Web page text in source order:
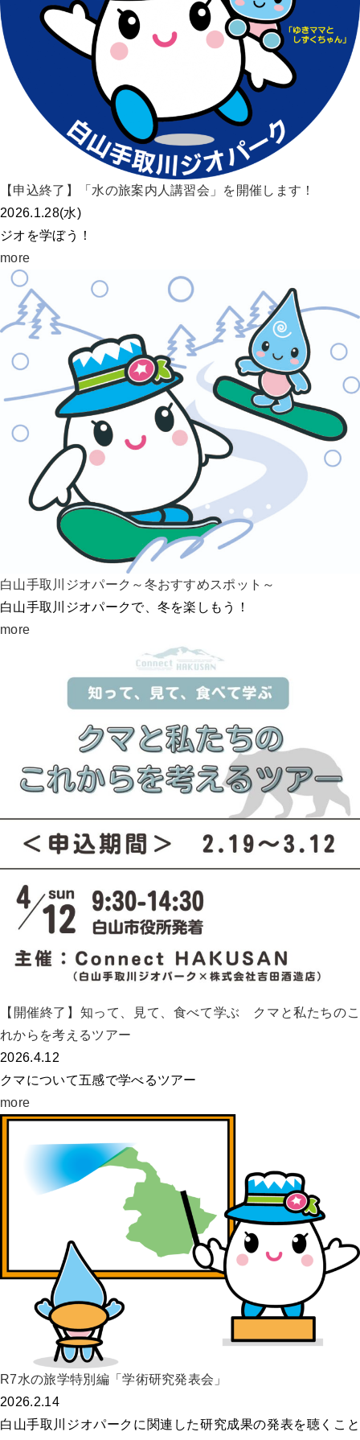
【申込終了】「水の旅案内人講習会」を開催します！
2026.1.28(水)
ジオを学ぼう！
more
白山手取川ジオパーク～冬おすすめスポット～
白山手取川ジオパークで、冬を楽しもう！
more
【開催終了】知って、見て、食べて学ぶ クマと私たちのこ
れからを考えるツアー
2026.4.12
クマについて五感で学べるツアー
more
R7水の旅学特別編「学術研究発表会」
2026.2.14
白山手取川ジオパークに関連した研究成果の発表を聴くこと